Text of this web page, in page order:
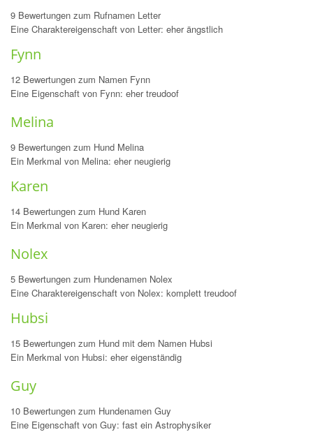
9 Bewertungen zum Rufnamen Letter
Eine Charaktereigenschaft von Letter: eher ängstlich
Fynn
12 Bewertungen zum Namen Fynn
Eine Eigenschaft von Fynn: eher treudoof
Melina
9 Bewertungen zum Hund Melina
Ein Merkmal von Melina: eher neugierig
Karen
14 Bewertungen zum Hund Karen
Ein Merkmal von Karen: eher neugierig
Nolex
5 Bewertungen zum Hundenamen Nolex
Eine Charaktereigenschaft von Nolex: komplett treudoof
Hubsi
15 Bewertungen zum Hund mit dem Namen Hubsi
Ein Merkmal von Hubsi: eher eigenständig
Guy
10 Bewertungen zum Hundenamen Guy
Eine Eigenschaft von Guy: fast ein Astrophysiker